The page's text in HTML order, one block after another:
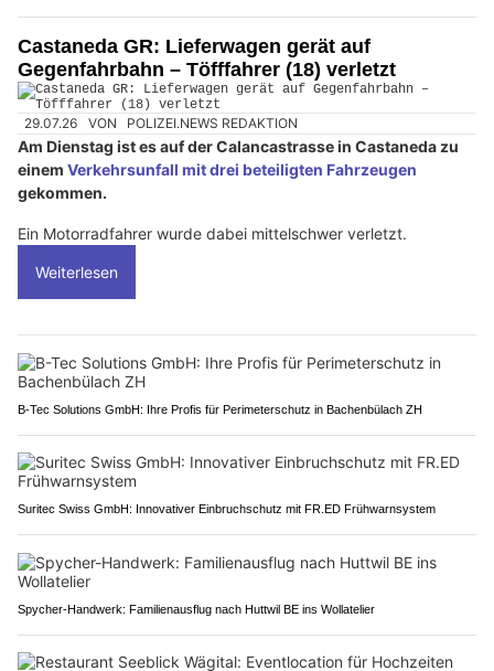
Castaneda GR: Lieferwagen gerät auf
Gegenfahrbahn – Töfffahrer (18) verletzt
29.07.26 VON POLIZEI.NEWS REDAKTION
Am Dienstag ist es auf der Calancastrasse in Castaneda zu
einem Verkehrsunfall mit drei beteiligten Fahrzeugen
gekommen.
Ein Motorradfahrer wurde dabei mittelschwer verletzt.
Weiterlesen
B-Tec Solutions GmbH: Ihre Profis für Perimeterschutz in Bachenbülach ZH
Suritec Swiss GmbH: Innovativer Einbruchschutz mit FR.ED Frühwarnsystem
Spycher-Handwerk: Familienausflug nach Huttwil BE ins Wollatelier